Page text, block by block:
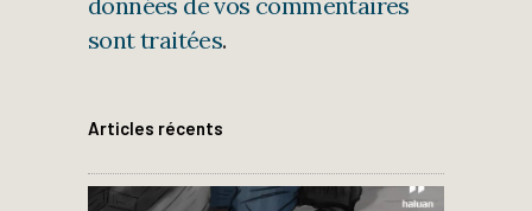
sont traitées.
Articles récents